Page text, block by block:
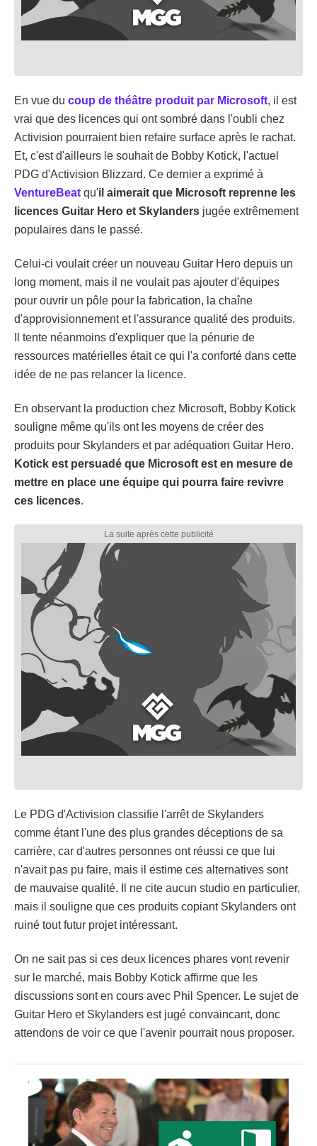
En vue du coup de théâtre produit par Microsoft, il est
vrai que des licences qui ont sombré dans l'oubli chez
Activision pourraient bien refaire surface après le rachat.
Et, c'est d'ailleurs le souhait de Bobby Kotick, l'actuel
PDG d'Activision Blizzard. Ce dernier a exprimé à
VentureBeat qu'il aimerait que Microsoft reprenne les
licences Guitar Hero et Skylanders jugée extrêmement
populaires dans le passé.
Celui-ci voulait créer un nouveau Guitar Hero depuis un
long moment, mais il ne voulait pas ajouter d'équipes
pour ouvrir un pôle pour la fabrication, la chaîne
d'approvisionnement et l'assurance qualité des produits.
Il tente néanmoins d'expliquer que la pénurie de
ressources matérielles était ce qui l'a conforté dans cette
idée de ne pas relancer la licence.
En observant la production chez Microsoft, Bobby Kotick
souligne même qu'ils ont les moyens de créer des
produits pour Skylanders et par adéquation Guitar Hero.
Kotick est persuadé que Microsoft est en mesure de
mettre en place une équipe qui pourra faire revivre
ces licences.
Le PDG d'Activision classifie l'arrêt de Skylanders
comme étant l'une des plus grandes déceptions de sa
carrière, car d'autres personnes ont réussi ce que lui
n'avait pas pu faire, mais il estime ces alternatives sont
de mauvaise qualité. Il ne cite aucun studio en particulier,
mais il souligne que ces produits copiant Skylanders ont
ruiné tout futur projet intéressant.
On ne sait pas si ces deux licences phares vont revenir
sur le marché, mais Bobby Kotick affirme que les
discussions sont en cours avec Phil Spencer. Le sujet de
Guitar Hero et Skylanders est jugé convaincant, donc
attendons de voir ce que l'avenir pourrait nous proposer.